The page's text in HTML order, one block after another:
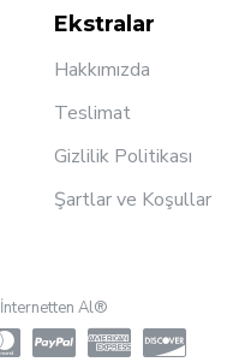
Ekstralar
Hakkımızda
Teslimat
Gizlilik Politikası
Şartlar ve Koşullar
İnternetten Al®